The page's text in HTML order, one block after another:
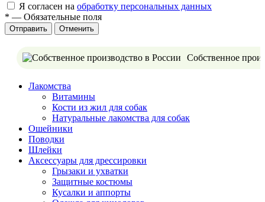
Я согласен на обработку персональных данных
* — Обязательные поля
Отменить
Собственное
Лакомства
Витамины
Кости из жил для собак
Натуральные лакомства для собак
Ошейники
Поводки
Шлейки
Аксессуары для дрессировки
Грызаки и ухватки
Защитные костюмы
Кусалки и аппорты